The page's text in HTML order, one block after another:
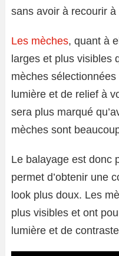
sans avoir à recourir
Les mèches, quant à
larges et plus visibles
mèches
lumière et de relief à
sera plus marqué
mèches sont
Le balayage est donc
permet d’obtenir une
look plus doux. Les
plus visibles et ont
lumière et de